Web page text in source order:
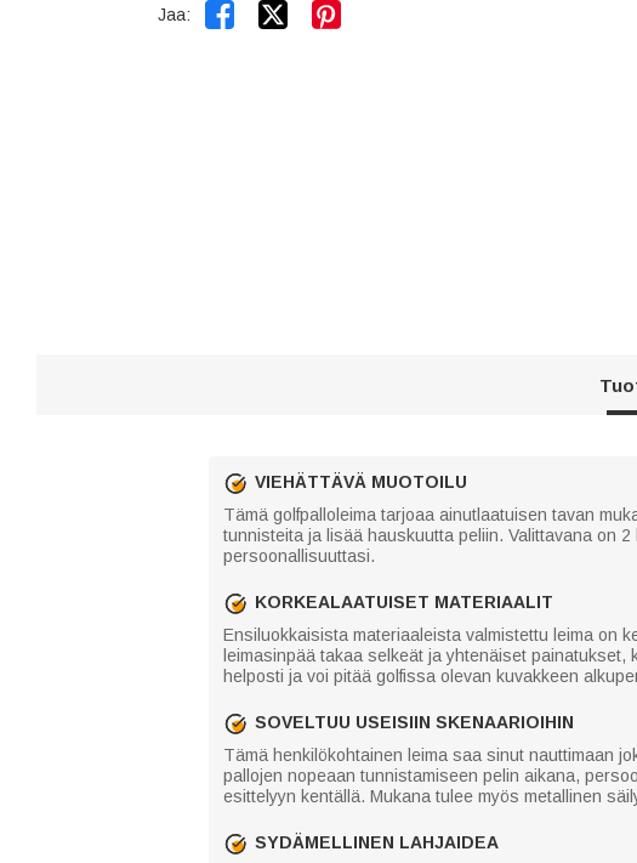
Jaa:  
VIEHÄTTÄVÄ MUOTOILU
Tämä golfpalloleima tarjoaa ainutlaatuisen tavan
tunnisteita ja lisää hauskuutta peliin. Valittavana on
persoonallisuuttasi.
KORKEALAATUISET MATERIAALIT
Ensiluokkaisista materiaaleista valmistettu leima on
leimasinpää takaa selkeät ja yhtenäiset
helposti ja voi pitää golfissa olevan kuvakkeen
SOVELTUU USEISIIN SKENAARIOIHIN
Tämä henkilökohtainen leima saa sinut nauttimaan
pallojen nopeaan tunnistamiseen pelin aikana,
esittelyyn kentällä. Mukana tulee myös metallinen
SYDÄMELLINEN LAHJAIDEA